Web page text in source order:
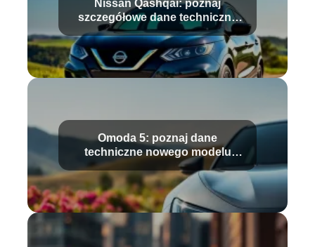
Nissan Qashqai: poznaj
szczegółowe dane techniczne
modelu
Omoda 5: poznaj dane
techniczne nowego modelu
samochodu